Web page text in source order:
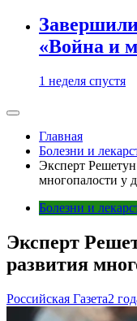
«Война и
1 неделя спустя
Главная
Болезни и
Эксперт
многопалости у
Болезни и
Эксперт
развития
Российская Газета2